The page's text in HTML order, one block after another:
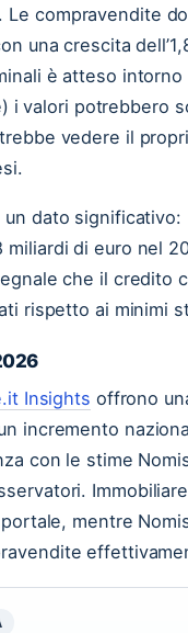
Le compravendite
una crescita
è atteso
i valori potrebbero
vedere il
dato
miliardi di euro nel
che il credito
rispetto ai minimi
Insights offrono
incremento
con le stime
mentre